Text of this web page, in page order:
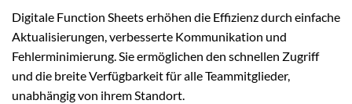
Digitale Function Sheets erhöhen die Effizienz durch einfache
Aktualisierungen, verbesserte Kommunikation und
Fehlerminimierung. Sie ermöglichen den schnellen Zugriff
und die breite Verfügbarkeit für alle Teammitglieder,
unabhängig von ihrem Standort.